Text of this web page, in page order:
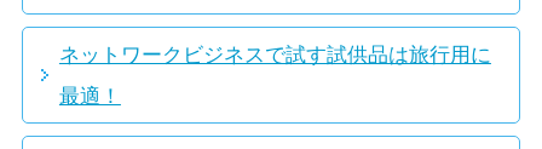
ネットワークビジネスで試す試供品は旅行用に
最適！